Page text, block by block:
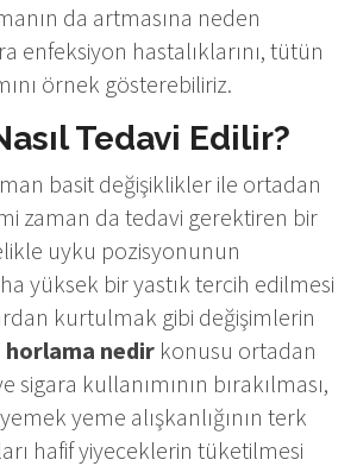
da artmasına neden
enfeksiyon hastalıklarını, tütün
örnek gösterebiliriz.
Tedavi Edilir?
basit değişiklikler ile ortadan
zaman da tedavi gerektiren bir
uyku pozisyonunun
yüksek bir yastık tercih edilmesi
kurtulmak gibi değişimlerin
horlama nedir konusu ortadan
sigara kullanımının bırakılması,
yeme alışkanlığının terk
hafif yiyeceklerin tüketilmesi